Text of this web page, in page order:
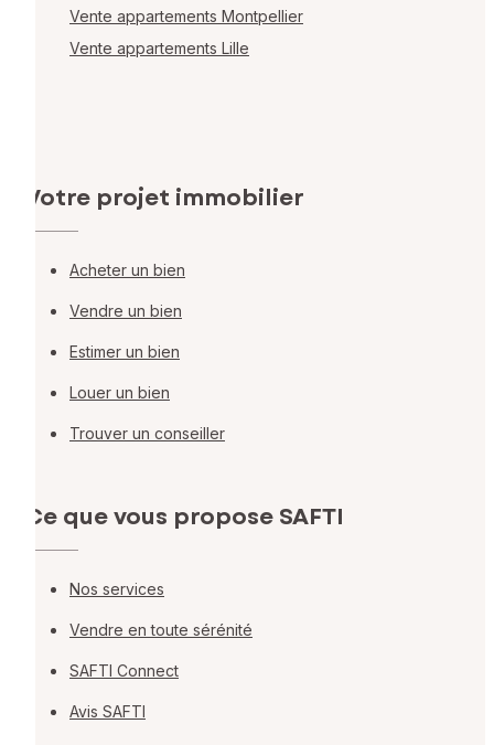
Vente appartements Montpellier
Vente appartements Lille
Votre projet immobilier
Acheter un bien
Vendre un bien
Estimer un bien
Louer un bien
Trouver un conseiller
Ce que vous propose SAFTI
Nos services
Vendre en toute sérénité
SAFTI Connect
Avis SAFTI